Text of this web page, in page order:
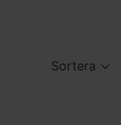
Sortera